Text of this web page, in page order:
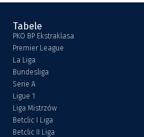
Tabele
PKO BP Ekstraklasa
Premier League
La Liga
Bundesliga
Serie A
Ligue 1
Liga Mistrzów
Betclic I Liga
Betclic II Liga